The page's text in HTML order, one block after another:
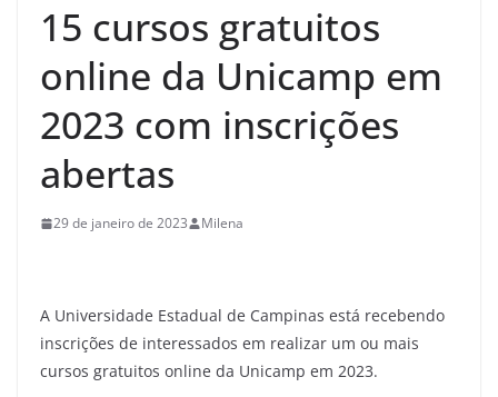
15 cursos gratuitos
online da Unicamp em
2023 com inscrições
abertas
29 de janeiro de 2023 Milena
A Universidade Estadual de Campinas está recebendo
inscrições de interessados em realizar um ou mais
cursos gratuitos online da Unicamp em 2023.